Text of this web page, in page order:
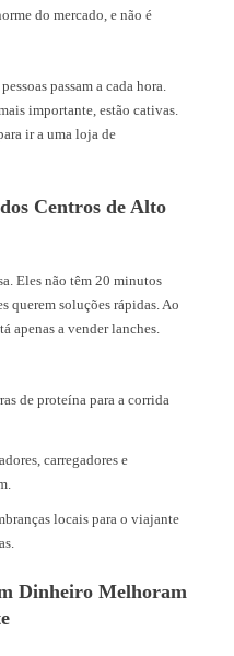
do mercado, e não é
passam a cada hora.
importante, estão cativas.
ir a uma loja de
Centros de Alto
Eles não têm 20 minutos
querem soluções rápidas. Ao
apenas a vender lanches.
de proteína para a corrida
carregadores e
locais para o viajante
Dinheiro Melhoram